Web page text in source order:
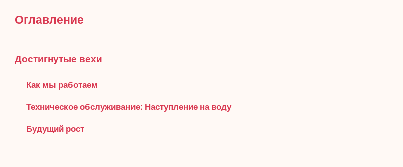
Оглавление
Достигнутые вехи
Как мы работаем
Техническое обслуживание: Наступление на воду
Будущий рост